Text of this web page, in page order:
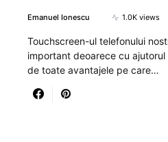
Emanuel Ionescu 1.0K views
Touchscreen-ul telefonului
important deoarece cu
de toate avantajele pe care…